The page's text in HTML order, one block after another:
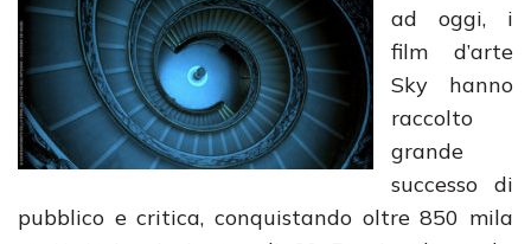
ad oggi, i
film d’arte
Sky hanno
raccolto
grande
successo di
pubblico e critica, conquistando oltre 850 mila